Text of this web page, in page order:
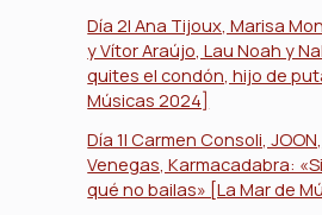
Día 2| Ana Tijoux, Marisa
y Vítor Araújo, Lau Noah y
quites el condón, hijo de
Músicas 2024]
Día 1| Carmen Consoli,
Venegas, Karmacadabra:
qué no bailas» [La Mar de